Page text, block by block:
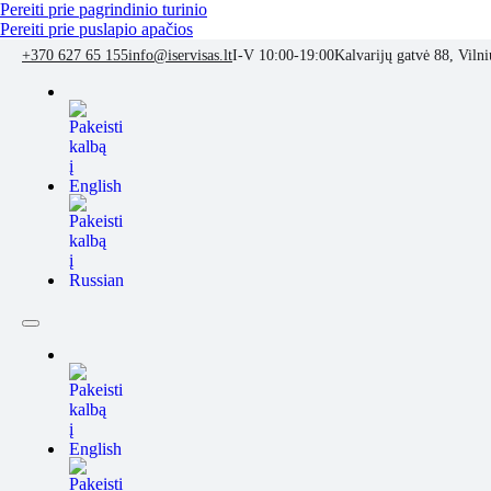
Pereiti prie pagrindinio turinio
Pereiti prie puslapio apačios
+370 627 65 155info@iservisas.ltI-V 10:00-19:00Kalvarijų gatvė 88,